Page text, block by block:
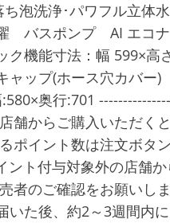
泡洗浄･パワフル立
バスポンプ AI エコ
機能寸法：幅 599×
ップ(ホース穴カバー)
奥行:701
舗からご購入いただく
ポイント数は注文ボタ
ト付与対象外の店舗
者のご確認をお願いし
いた後、約2～3週間内